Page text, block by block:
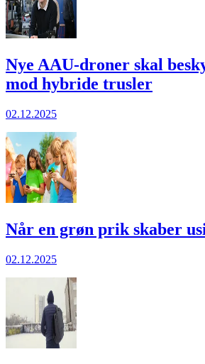
Nye AAU-droner skal
mod hybride trusler
02.12.2025
Når en grøn prik skaber
02.12.2025